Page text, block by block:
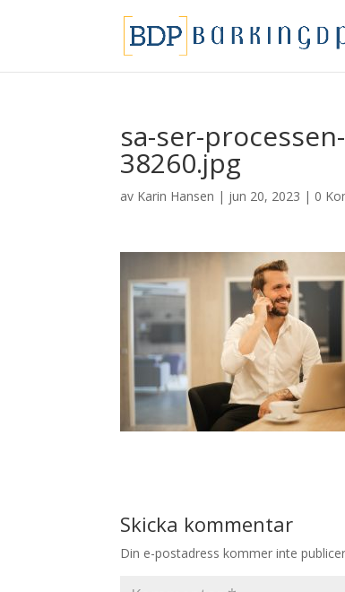
sa-ser-
38260.jpg
av Karin Hansen | jun 20, 2023 | 0
Skicka kommentar
Din e-postadress kommer inte